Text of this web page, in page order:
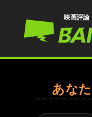
映画評論
あな